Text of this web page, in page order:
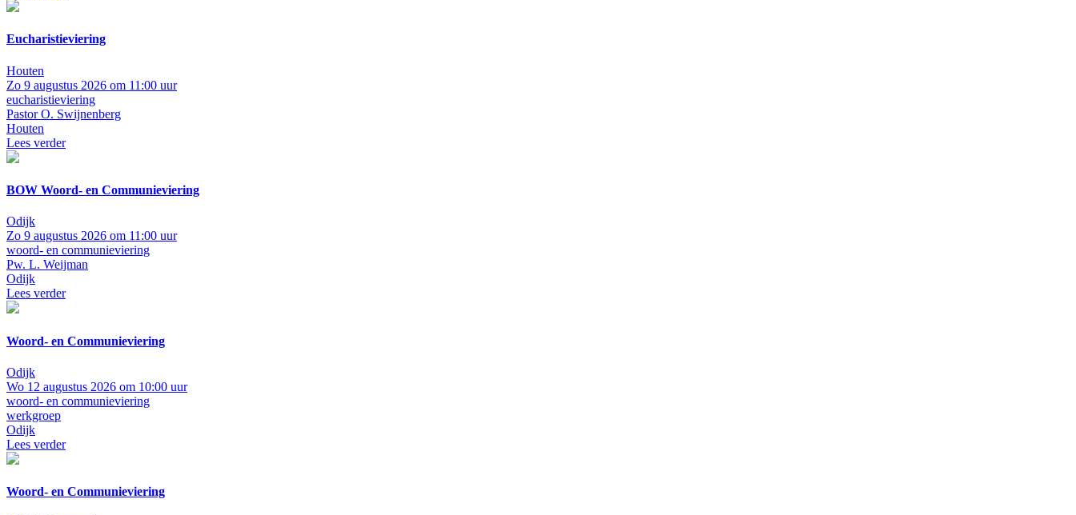
Eucharistieviering
Houten
Zo 9 augustus 2026 om 11:00 uur
eucharistieviering
Pastor O. Swijnenberg
Houten
Lees verder
BOW Woord- en Communieviering
Odijk
Zo 9 augustus 2026 om 11:00 uur
woord- en communieviering
Pw. L. Weijman
Odijk
Lees verder
Woord- en Communieviering
Odijk
Wo 12 augustus 2026 om 10:00 uur
woord- en communieviering
werkgroep
Odijk
Lees verder
Woord- en Communieviering